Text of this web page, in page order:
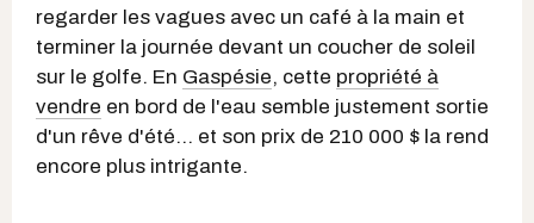
regarder les vagues avec un café à la main et
terminer la journée devant un coucher de soleil
sur le golfe. En Gaspésie, cette propriété à
vendre en bord de l'eau semble justement sortie
d'un rêve d'été... et son prix de 210 000 $ la rend
encore plus intrigante.